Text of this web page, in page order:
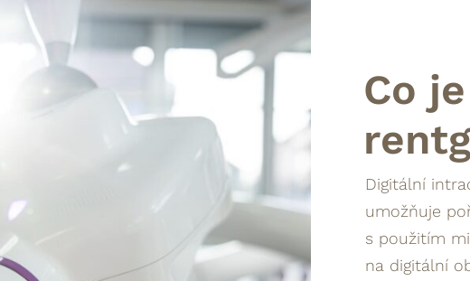
Co
Digitální
umožňuje
s použitím
na digitální